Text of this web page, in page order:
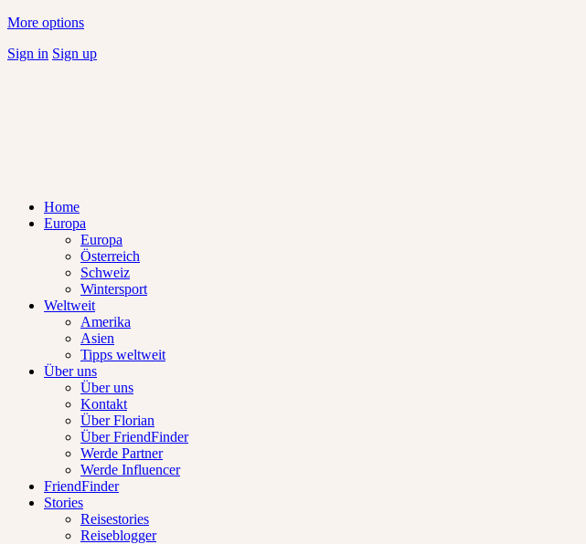
More options
Sign in Sign up
Home
Europa
Europa
Österreich
Schweiz
Wintersport
Weltweit
Amerika
Asien
Tipps weltweit
Über uns
Über uns
Kontakt
Über Florian
Über FriendFinder
Werde Partner
Werde Influencer
FriendFinder
Stories
Reisestories
Reiseblogger